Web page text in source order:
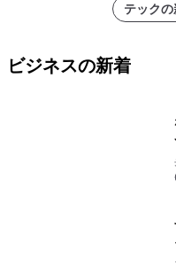
テック
ビジネスの新着